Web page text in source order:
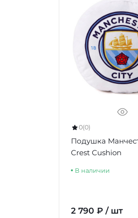
0(0)
Подушка
Crest Cushion
В наличии
2 790 ₽ / шт